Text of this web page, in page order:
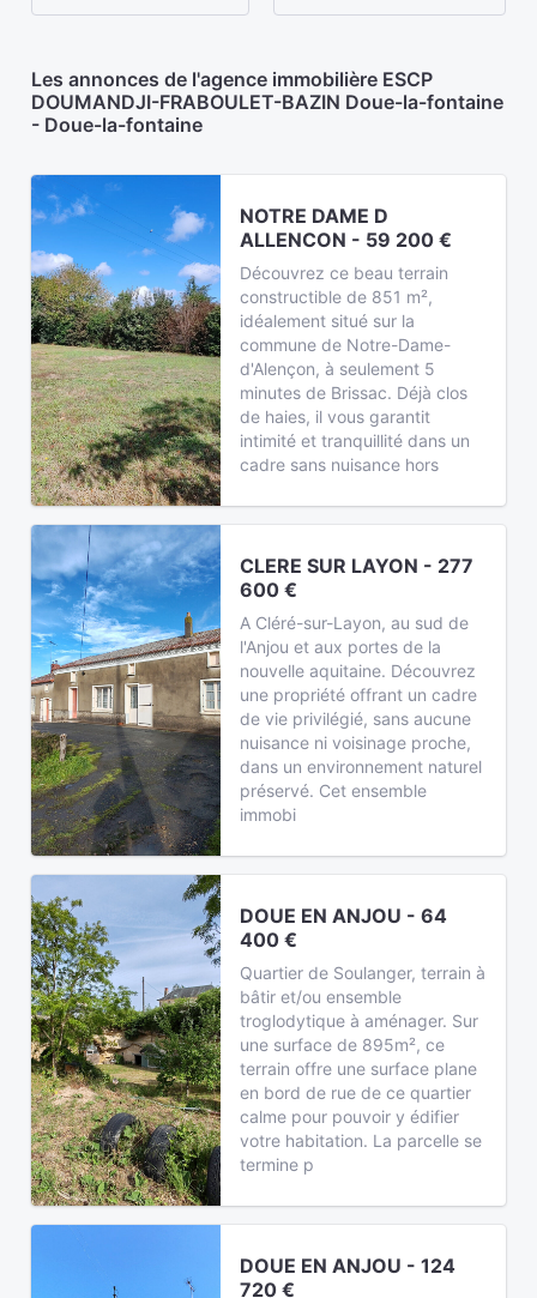
Les annonces de l'agence immobilière ESCP
DOUMANDJI-FRABOULET-BAZIN Doue-la-fontaine
- Doue-la-fontaine
NOTRE DAME D
ALLENCON - 59 200 €
Découvrez ce beau terrain
constructible de 851 m²,
idéalement situé sur la
commune de Notre-Dame-
d'Alençon, à seulement 5
minutes de Brissac. Déjà clos
de haies, il vous garantit
intimité et tranquillité dans un
cadre sans nuisance hors
CLERE SUR LAYON - 277
600 €
A Cléré-sur-Layon, au sud de
l'Anjou et aux portes de la
nouvelle aquitaine. Découvrez
une propriété offrant un cadre
de vie privilégié, sans aucune
nuisance ni voisinage proche,
dans un environnement naturel
préservé. Cet ensemble
immobi
DOUE EN ANJOU - 64
400 €
Quartier de Soulanger, terrain à
bâtir et/ou ensemble
troglodytique à aménager. Sur
une surface de 895m², ce
terrain offre une surface plane
en bord de rue de ce quartier
calme pour pouvoir y édifier
votre habitation. La parcelle se
termine p
DOUE EN ANJOU - 124
720 €